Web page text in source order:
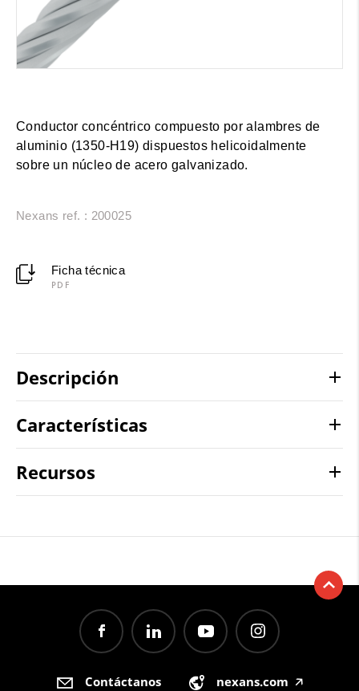
Conductor concéntrico compuesto por alambres de
aluminio (1350-H19) dispuestos helicoidalmente
sobre un núcleo de acero galvanizado.
Nexans ref. : 200025
Ficha técnica
PDF
Descripción
Características
Recursos
Contáctanos nexans.com 🡥